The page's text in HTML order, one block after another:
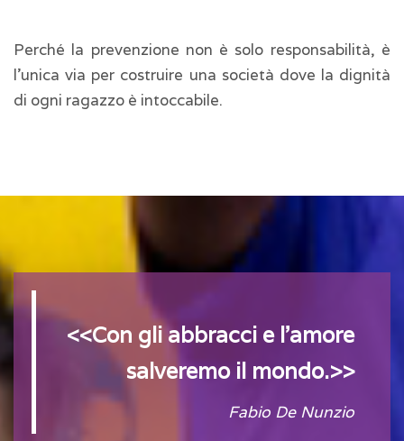
Perché la prevenzione non è solo responsabilità, è
l'unica via per costruire una società dove la dignità
di ogni ragazzo è intoccabile.
<<Con gli abbracci e l'amore
salveremo il mondo.>>
Fabio De Nunzio